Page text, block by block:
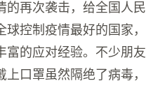
的再次袭击，给全国人民
控制疫情最好的国家，
富的应对经验。不少朋友
口罩虽然隔绝了病毒，